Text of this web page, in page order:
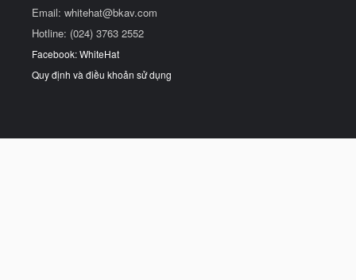
Email: whitehat@bkav.com
Hotline: (024) 3763 2552
Facebook: WhiteHat
Quy định và điều khoản sử dụng